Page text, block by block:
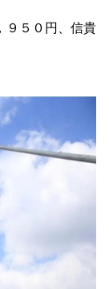
５０円、信貴